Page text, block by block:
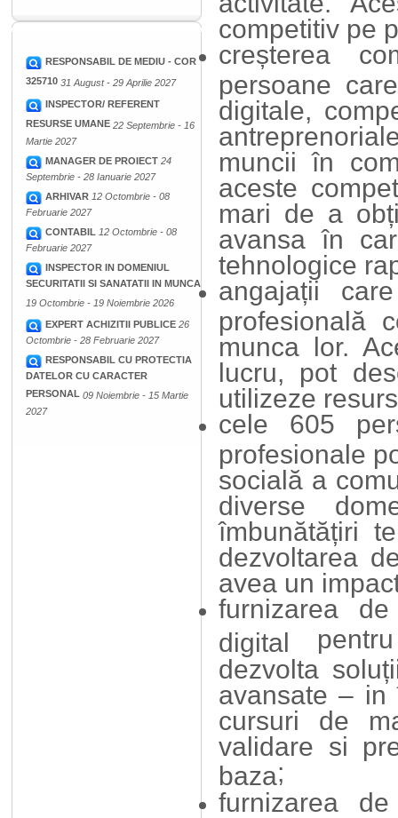
RESPONSABIL DE MEDIU - COR
325710 31 August - 29 Aprilie 2027
INSPECTOR/ REFERENT
RESURSE UMANE 22 Septembrie - 16
Martie 2027
MANAGER DE PROIECT 24
Septembrie - 28 Ianuarie 2027
ARHIVAR 12 Octombrie - 08
Februarie 2027
CONTABIL 12 Octombrie - 08
Februarie 2027
INSPECTOR IN DOMENIUL
SECURITATII SI SANATATII IN MUNCA
19 Octombrie - 19 Noiembrie 2026
EXPERT ACHIZITII PUBLICE 26
Octombrie - 28 Februarie 2027
RESPONSABIL CU PROTECTIA
DATELOR CU CARACTER
PERSONAL 09 Noiembrie - 15 Martie
2027
competitiv pe
creșterea
persoane
digitale,
muncii în
aceste
mari de a
avansa în
tehnologice
angajații
profesională
munca lor.
lucru, pot
utilizeze
cele 605
profesionale
socială a
diverse
îmbunătățiri
dezvoltarea
avea un
furnizarea
digital
dezvolta
avansate – in
cursuri de
validare si
baza;
furnizarea